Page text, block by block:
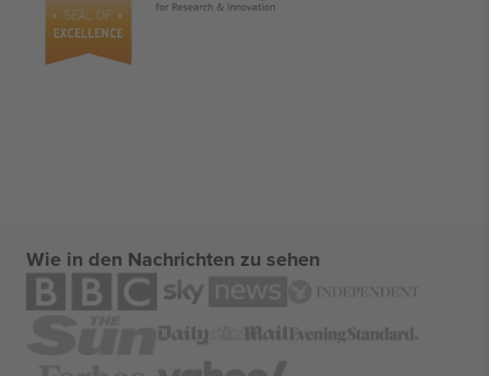
Wie in den Nachrichten zu sehen